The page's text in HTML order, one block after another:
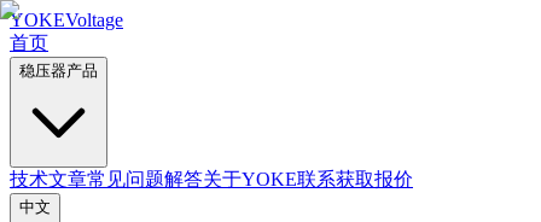
YOKEVoltage
首页
稳压器产品
技术文章常见问题解答关于YOKE联系获取报价
中文